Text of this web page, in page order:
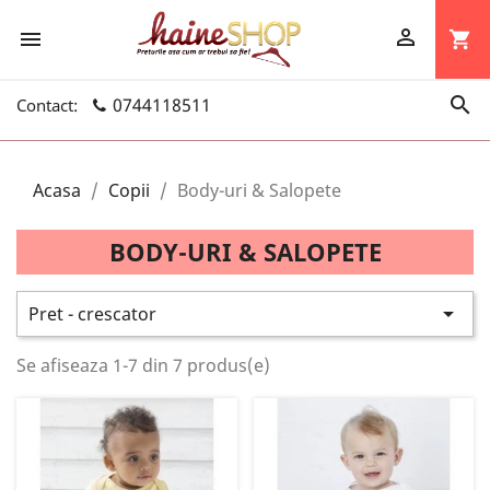
 shopping_cart

Contact: 0744118511 
Acasa Copii Body-uri & Salopete
BODY-URI & SALOPETE
Pret - crescator 
Se afiseaza 1-7 din 7 produs(e)